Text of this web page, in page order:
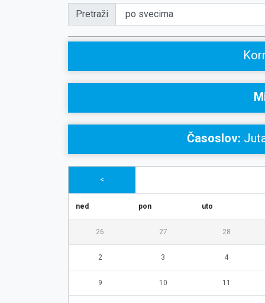
Pretraži
Časoslov:
<
ned pon uto
26 27 28
2 3 4
9 10 11